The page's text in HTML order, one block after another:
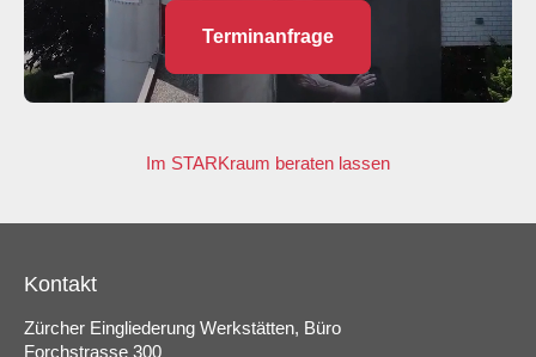
Terminanfrage
Im STARKraum beraten lassen
Kontakt
Zürcher Eingliederung Werkstätten, Büro
Forchstrasse 300